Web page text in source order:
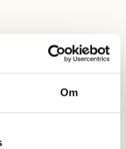
Om
bl.a.